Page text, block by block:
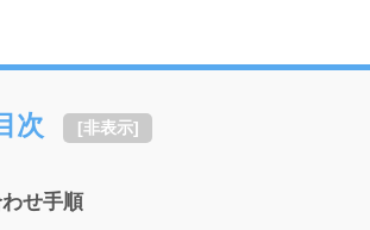
次 [非表示]
せ手順